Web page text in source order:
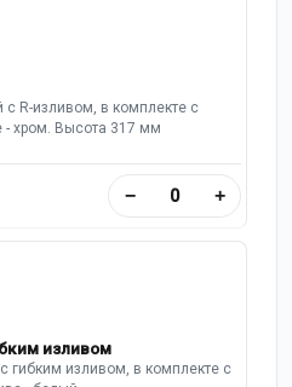
R-изливом, в комплекте с
- хром. Высота 317 мм
− +
изливом
гибким изливом, в комплекте с